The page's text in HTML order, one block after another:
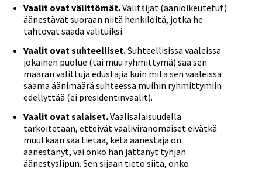
Vaalit ovat välittömät.Valitsijat (äänioikeutetut)
äänestävät suoraan niitä henkilöitä, jotka he
tahtovat saada valituiksi.
Vaalit ovat suhteelliset.Suhteellisissa vaaleissa
jokainen puolue (tai muu ryhmittymä) saa sen
määrän valittuja edustajia kuin mitä sen vaaleissa
saama äänimäärä suhteessa muihin ryhmittymiin
edellyttää (ei presidentinvaalit).
Vaalit ovat salaiset.Vaalisalaisuudella
tarkoitetaan, etteivät vaaliviranomaiset eivätkä
muutkaan saa tietää, ketä äänestäjä on
äänestänyt, vai onko hän jättänyt tyhjän
äänestyslipun. Sen sijaan tieto siitä, onko